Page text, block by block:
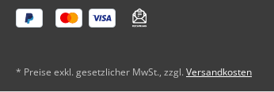
* Preise exkl. gesetzlicher MwSt., zzgl. Versandkosten